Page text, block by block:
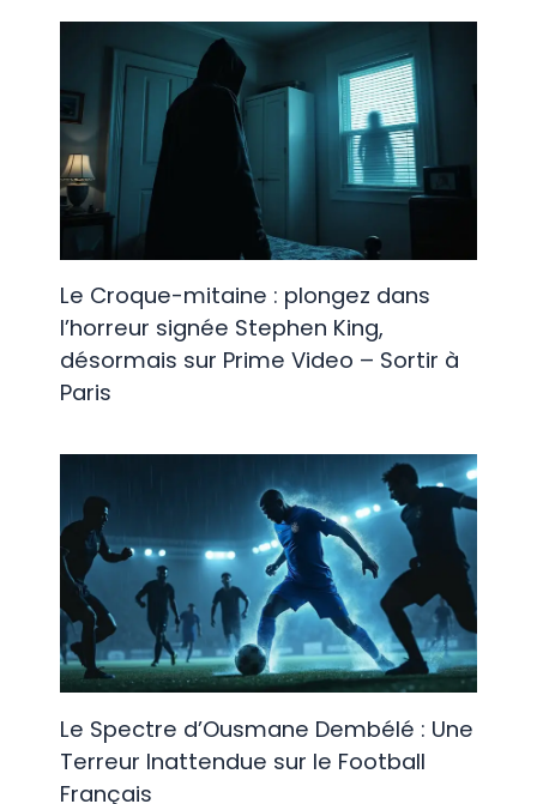
Le Croque-mitaine : plongez dans
l’horreur signée Stephen King,
désormais sur Prime Video – Sortir à
Paris
Le Spectre d’Ousmane Dembélé : Une
Terreur Inattendue sur le Football
Français